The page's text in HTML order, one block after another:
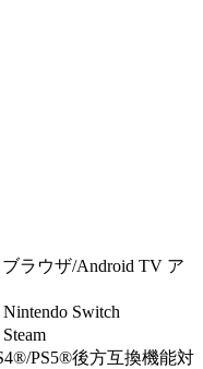
ラウザ/Android TV ア
Switch
PS5®後方互換機能対